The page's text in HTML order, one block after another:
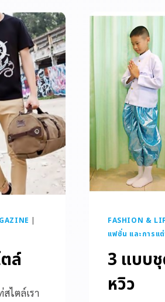
|
ล์
ไตล์เรา
FASHION &
แฟชั่น และการแ
3 แบบชุ
หวิว